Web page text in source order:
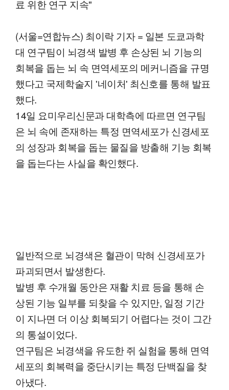
료 위한 연구 지속"
(서울=연합뉴스) 최이락 기자 = 일본 도쿄과학
대 연구팀이 뇌경색 발병 후 손상된 뇌 기능의
회복을 돕는 뇌 속 면역세포의 메커니즘을 규명
했다고 국제학술지 '네이처' 최신호를 통해 발표
했다.
14일 요미우리신문과 대학측에 따르면 연구팀
은 뇌 속에 존재하는 특정 면역세포가 신경세포
의 성장과 회복을 돕는 물질을 방출해 기능 회복
을 돕는다는 사실을 확인했다.
일반적으로 뇌경색은 혈관이 막혀 신경세포가
파괴되면서 발생한다.
발병 후 수개월 동안은 재활 치료 등을 통해 손
상된 기능 일부를 되찾을 수 있지만, 일정 기간
이 지나면 더 이상 회복되기 어렵다는 것이 그간
의 통설이었다.
연구팀은 뇌경색을 유도한 쥐 실험을 통해 면역
세포의 회복력을 중단시키는 특정 단백질을 찾
아냈다.